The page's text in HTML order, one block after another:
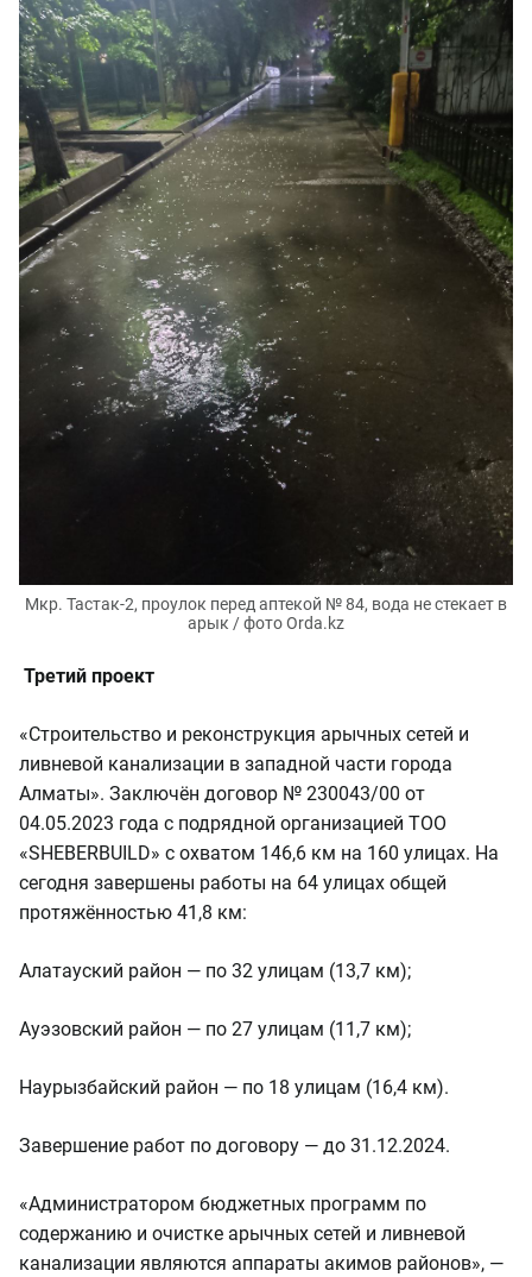
Мкр. Тастак-2, проулок перед аптекой № 84, вода не стекает в
арык / фото Orda.kz
Третий проект
«Строительство и реконструкция арычных сетей и
ливневой канализации в западной части города
Алматы». Заключён договор № 230043/00 от
04.05.2023 года с подрядной организацией ТОО
«SHEBERBUILD» с охватом 146,6 км на 160 улицах. На
сегодня завершены работы на 64 улицах общей
протяжённостью 41,8 км:
Алатауский район — по 32 улицам (13,7 км);
Ауэзовский район — по 27 улицам (11,7 км);
Наурызбайский район — по 18 улицам (16,4 км).
Завершение работ по договору — до 31.12.2024.
«Администратором бюджетных программ по
содержанию и очистке арычных сетей и ливневой
канализации являются аппараты акимов районов», —